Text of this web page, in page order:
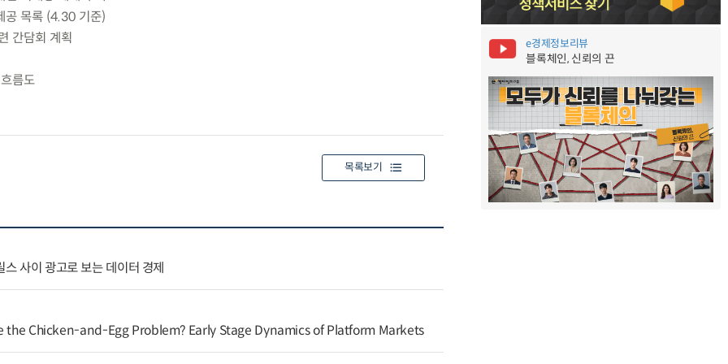
공 목록 (4.30 기준)
간담회 계획
름도
목록보기
스 사이 광고로 보는 데이터 경제
the Chicken-and-Egg Problem? Early Stage Dynamics of Platform Markets
e경제정보리뷰
블록체인, 신뢰의 끈